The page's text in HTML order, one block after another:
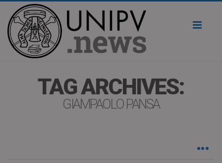
TAG ARCHIVES:
GIAMPAOLO PANSA